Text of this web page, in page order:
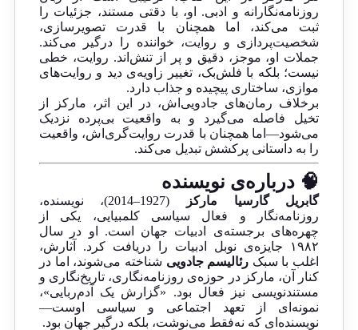
روزنامه‌نگارانه و ادبی. او، با دقتی مستند، جزئیات را
ثبت می‌کند، اما همچنان با قدرت تصویرسازی،
شخصیت‌پردازی و روایت، خواننده را درگیر می‌کند.
جملات او، موجز، دقیق و پر از تنش‌اند. روایت، خطی
نیست؛ بلکه با فلش‌بک، تغییر زاویه‌ی دید و روایت‌های
موازی، ساختاری پیچیده و جذاب دارد.
برخلاف رمان‌های جادویی‌اش، در این اثر، مارکز از
تخیل فاصله می‌گیرد و به واقعیت بی‌پرده نزدیک
می‌شود—اما همچنان با قدرت روایت‌گری‌اش، واقعیت
را به داستانی پرکشش تبدیل می‌کند.
🧠 درباره‌ی نویسنده
گابریل گارسیا مارکز
(1927–2014)، نویسنده،
روزنامه‌نگار و فعال سیاسی کلمبیایی، یکی از
چهره‌های برجسته‌ی ادبیات جهان است. او در سال
۱۹۸۲ جایزه‌ی نوبل ادبیات را دریافت کرد. آثارش،
اغلب با سبک رئالیسم جادویی شناخته می‌شوند، اما در
کنار آن، مارکز در حوزه‌ی روزنامه‌نگاری، تاریخ‌نگاری و
مستندنویسی نیز فعال بود. «گزارش یک آدم‌ربایی»،
نمونه‌ای از تعهد اجتماعی و سیاسی اوست—
نویسنده‌ای که نه‌فقط می‌نوشت، بلکه درگیر جهان بود.